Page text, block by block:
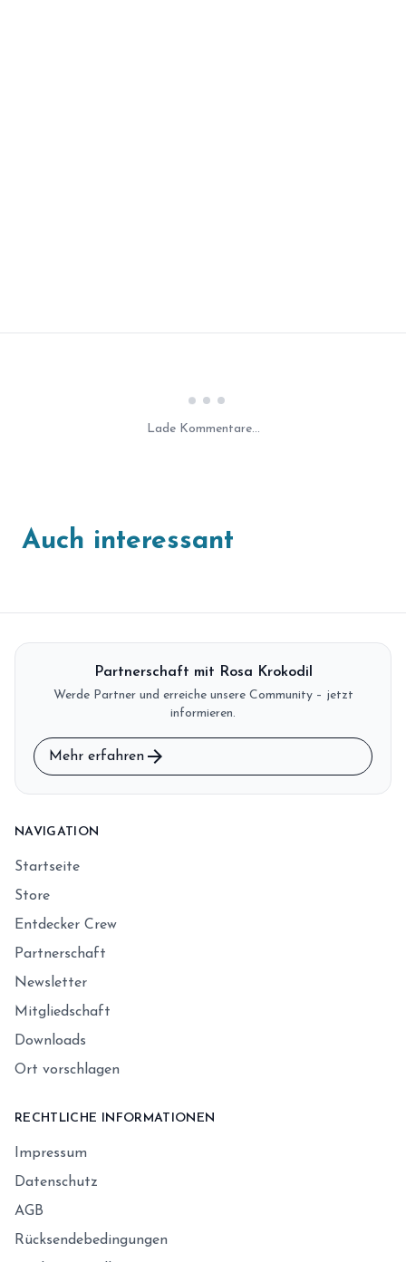
Lade Kommentare...
Auch interessant
Partnerschaft mit Rosa Krokodil
Werde Partner und erreiche unsere Community – jetzt
informieren.
Mehr erfahren arrow_forward
NAVIGATION
Startseite
Store
Entdecker Crew
Partnerschaft
Newsletter
Mitgliedschaft
Downloads
Ort vorschlagen
RECHTLICHE INFORMATIONEN
Impressum
Datenschutz
AGB
Rücksendebedingungen